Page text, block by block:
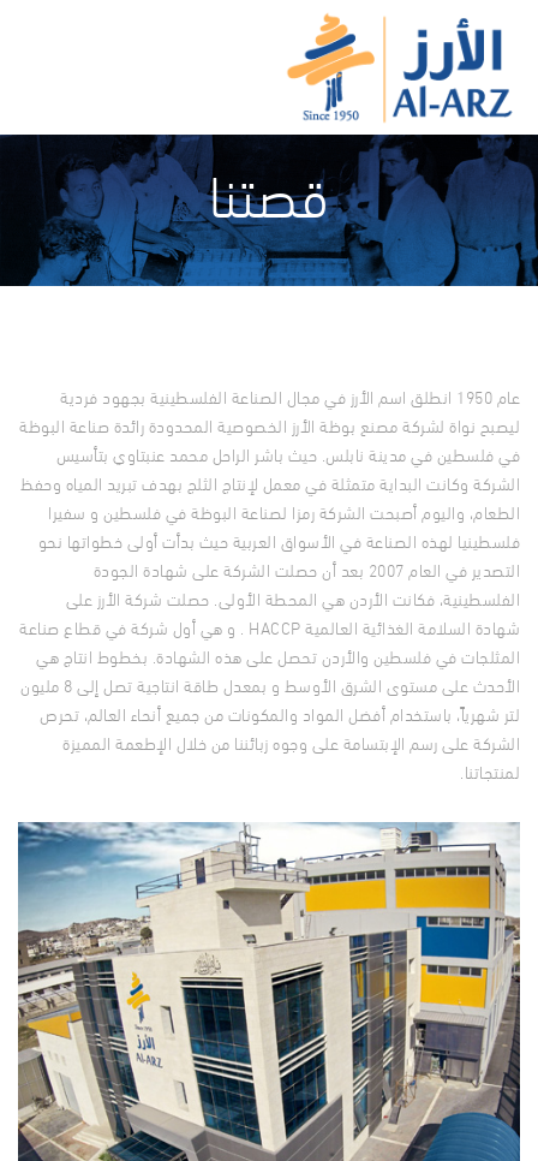
قصتنا
عام 1950 انطلق اسم الأرز في مجال الصناعة الفلسطينية بجهود فردية
ليصبح نواة لشركة مصنع بوظة الأرز الخصوصية المحدودة رائدة صناعة البوظة
في فلسطين في مدينة نابلس. حيث باشر الراحل محمد عنبتاوي بتأسيس
الشركة وكانت البداية متمثلة في معمل لإنتاج الثلج بهدف تبريد المياه وحفظ
الطعام، واليوم أصبحت الشركة رمزا لصناعة البوظة في فلسطين و سفيرا
فلسطينيا لهذه الصناعة في الأسواق العربية حيث بدأت أولى خطواتها نحو
التصدير في العام 2007 بعد أن حصلت الشركة على شهادة الجودة
الفلسطينية، فكانت الأردن هي المحطة الأولى. حصلت شركة الأرز على
شهادة السلامة الغذائية العالمية HACCP . و هي أول شركة في قطاع صناعة
المثلجات في فلسطين والأردن تحصل على هذه الشهادة. بخطوط انتاج هي
الأحدث على مستوى الشرق الأوسط و بمعدل طاقة انتاجية تصل إلى 8 مليون
لتر شهرياً، باستخدام أفضل المواد والمكونات من جميع أنحاء العالم، تحرص
الشركة على رسم الإبتسامة على وجوه زبائننا من خلال الإطعمة المميزة
لمنتجاتنا.